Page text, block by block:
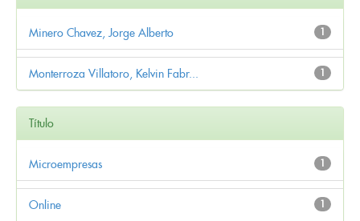
1
Minero Chavez, Jorge Alberto
1
Monterroza Villatoro, Kelvin Fabr...
Título
1
Microempresas
1
Online